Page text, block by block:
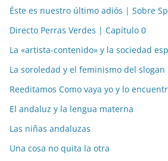
Éste es nuestro último adiós | Sobre
Directo Perras Verdes | Capítulo 0
La «artista-contenido» y la sociedad
La soroledad y el feminismo del slogan
Reeditamos Como vaya yo y lo
El andaluz y la lengua materna
Las niñas andaluzas
Una cosa no quita la otra